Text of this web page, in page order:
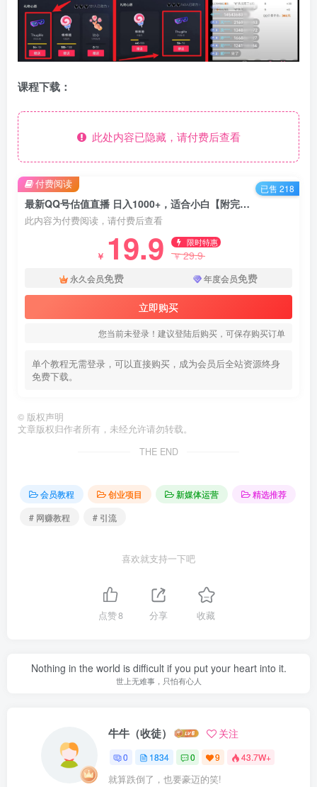
课程下载：
此处内容已隐藏，请付费后查看
最新QQ号估值直播 日入1000+，适合小白【附完整软件 + 视频教学】
此内容为付费阅读，请付费后查看
￥ 19.9 限时特惠
￥29.9
永久会员免费 年度会员免费
立即购买
您当前未登录！建议登陆后购买，可保存购买订单
单个教程无需登录，可以直接购买，成为会员后全站资源终身
免费下载。
付费阅读 已售 218
© 版权声明
文章版权归作者所有，未经允许请勿转载。
THE END
会员教程 创业项目 新媒体运营
精选推荐
# 网赚教程
# 引流
喜欢就支持一下吧
点赞8 分享 收藏
Nothing in the world is difficult if you put your heart into it.
世上无难事，只怕有心人
牛牛（收徒） 关注
0 1834 0 9 43.7W+
就算跌倒了，也要豪迈的笑!